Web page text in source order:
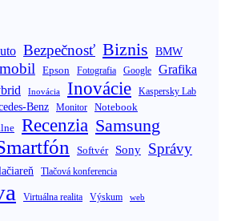
Bezpečnosť Biznis BMW
Epson Fotografia Google Grafika
Inovácia Inovácie Kaspersky Lab
Benz Monitor Notebook
Recenzia Samsung
Softvér Sony Správy
Tlačová konferencia
Virtuálna realita Výskum web